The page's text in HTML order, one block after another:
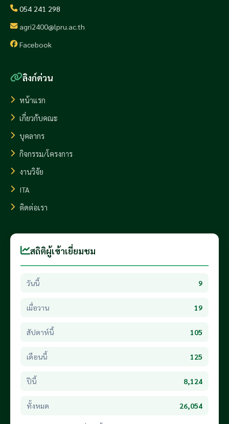
054 241 298
agri2400@lpru.ac.th
Facebook
ลิงก์ด่วน
หน้าแรก
เกี่ยวกับคณะ
บุคลากร
กิจกรรม/โครงการ
งานวิจัย
ITA
ติดต่อเรา
สถิติผู้เข้าเยี่ยมชม
วันนี้ 9
เมื่อวาน 19
สัปดาห์นี้ 105
เดือนนี้ 125
ปีนี้ 8,124
ทั้งหมด 26,054